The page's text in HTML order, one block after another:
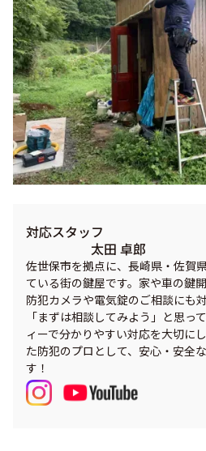
対応スタッフ
太田 卓郎
佐世保市を拠点に、長崎県・佐賀
ている街の鍵屋です。家や車の鍵
防犯カメラや電気錠のご相談にも
「まずは相談してみよう」と思っ
ィーで分かりやすい対応を大切に
た防犯のプロとして、安心・安全
す！